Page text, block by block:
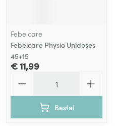
Febelcare
Febelcare Physio Unidoses
45+15
€ 11,99
Bestel